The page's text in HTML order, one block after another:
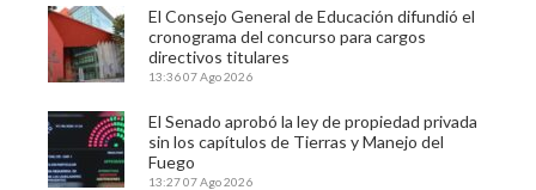
El Consejo General de Educación difundió el
cronograma del concurso para cargos
directivos titulares
13:3607 Ago 2026
El Senado aprobó la ley de propiedad privada
sin los capítulos de Tierras y Manejo del
Fuego
13:2707 Ago 2026